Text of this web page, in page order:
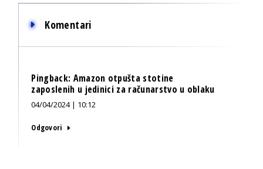
Komentari
Pingback: Amazon otpušta stotine
zaposlenih u jedinici za računarstvo u oblaku
04/04/2024 | 10:12
Odgovori